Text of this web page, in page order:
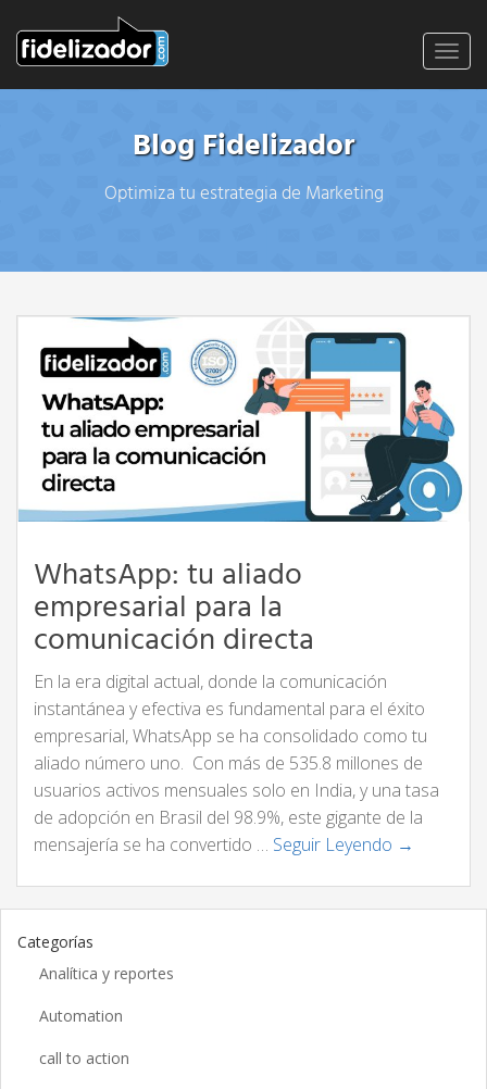
Blog Fidelizador
Optimiza tu estrategia de Marketing
WhatsApp: tu aliado
empresarial para la
comunicación directa
En la era digital actual, donde la comunicación
instantánea y efectiva es fundamental para el éxito
empresarial, WhatsApp se ha consolidado como tu
aliado número uno. Con más de 535.8 millones de
usuarios activos mensuales solo en India, y una tasa
de adopción en Brasil del 98.9%, este gigante de la
mensajería se ha convertido … Seguir Leyendo →
Categorías
Analítica y reportes
Automation
call to action